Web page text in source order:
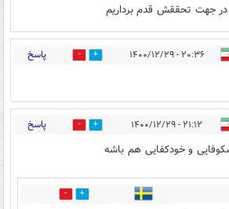
در جهت تحققش قدم برداریم
۲۰:۳۶ - ۱۴۰۰/۱۲/۲۹ 11 پاسخ
۲۱:۱۲ - ۱۴۰۰/۱۲/۲۹ 11 پاسخ
و خودکفایی هم باشه
12